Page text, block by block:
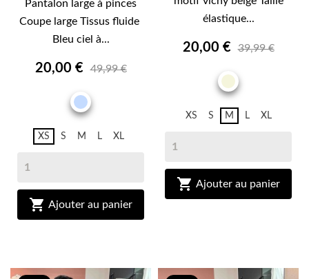
Pantalon large à pinces
Coupe large Tissus fluide
Bleu ciel à...
20,00 € 49,99 €
BLEU
XS S M L XL
 Ajouter au panier
élastique...
20,00 € 39,99 €
BEIGE
XS S M L XL
 Ajouter au panier